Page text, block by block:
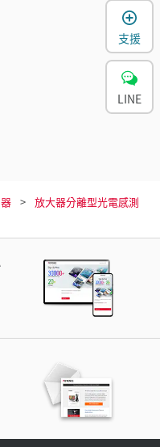
放大器分離型光電感測
支援
LINE